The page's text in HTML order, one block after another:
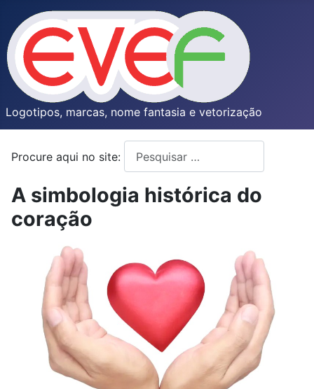
Logotipos, marcas, nome fantasia e vetorização
Procure aqui no site:
A simbologia histórica do
coração